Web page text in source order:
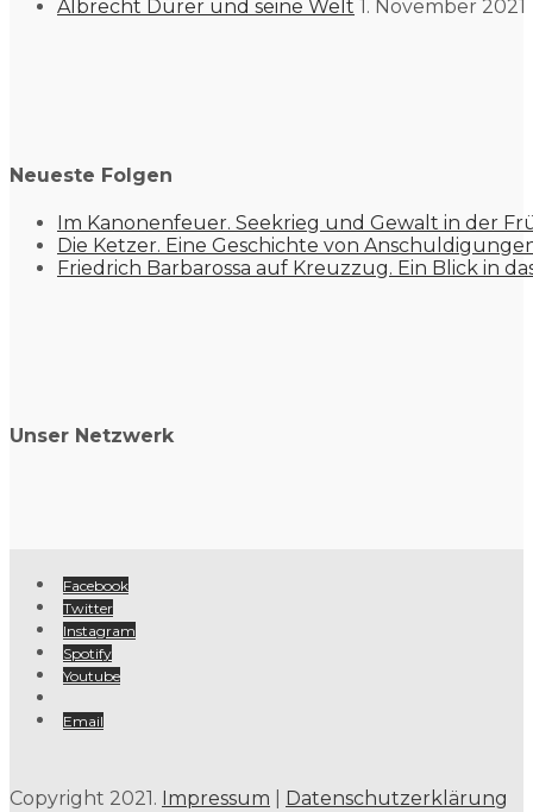
Albrecht Dürer und seine Welt 1. November 2021
Neueste Folgen
Im Kanonenfeuer. Seekrieg und Gewalt in der
Die Ketzer. Eine Geschichte von
Friedrich Barbarossa auf Kreuzzug. Ein Blick in
Unser Netzwerk
Facebook
Twitter
Instagram
Spotify
Youtube
Email
Copyright 2021. Impressum Datenschutzerklärung